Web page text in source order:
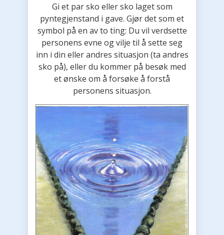
Gi et par sko eller sko laget som
pyntegjenstand i gave. Gjør det som et
symbol på en av to ting: Du vil verdsette
personens evne og vilje til å sette seg
inn i din eller andres situasjon (ta andres
sko på), eller du kommer på besøk med
et ønske om å forsøke å forstå
personens situasjon.